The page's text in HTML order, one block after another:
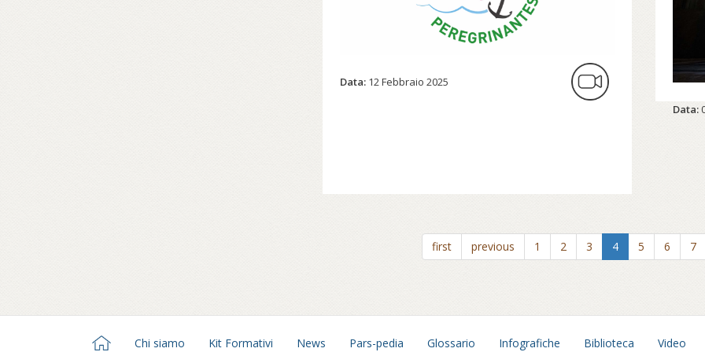
definizione strutturale del rito bisognerà
attendere papa Alessandro VI Borgia.
Data: 12 Febbraio 2025
Per
Data:
first previous 1 2 3 4 5 6 7
Chi siamo Kit Formativi News Pars-pedia Glossario Infografiche Biblioteca Video